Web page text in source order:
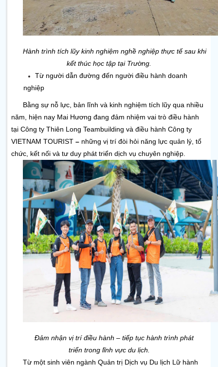
Hành trình tích lũy kinh nghiệm nghề nghiệp thực tế sau khi
kết thúc học tập tại Trường.
Từ người dẫn đường đến người điều hành doanh
nghiệp
Bằng sự nỗ lực, bản lĩnh và kinh nghiệm tích lũy qua nhiều
năm, hiện nay Mai Hương đang đảm nhiệm vai trò điều hành
tại Công ty Thiên Long Teambuilding và điều hành Công ty
VIETNAM TOURIST – những vị trí đòi hỏi năng lực quản lý, tổ
chức, kết nối và tư duy phát triển dịch vụ chuyên nghiệp.
Đảm nhận vị trí điều hành – tiếp tục hành trình phát
triển trong lĩnh vực du lịch.
Từ một sinh viên ngành Quản trị Dịch vụ Du lịch Lữ hành